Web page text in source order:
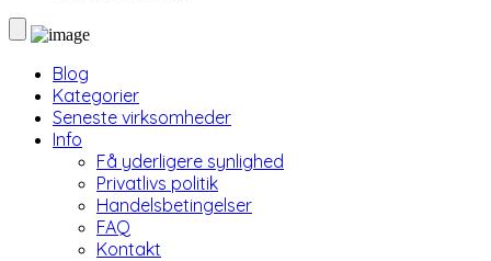
Blog
Kategorier
Seneste virksomheder
Info
Få yderligere synlighed
Privatlivs politik
Handelsbetingelser
FAQ
Kontakt